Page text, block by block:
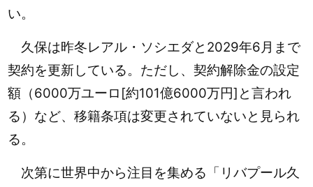
い。
久保は昨冬レアル・ソシエダと2029年6月まで
契約を更新している。ただし、契約解除金の設定
額（6000万ユーロ[約101億6000万円]と言われ
る）など、移籍条項は変更されていないと見られ
る。
次第に世界中から注目を集める「リバプール久